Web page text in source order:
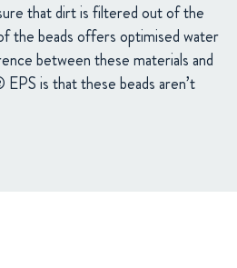
that dirt is filtered out of the
the beads offers optimised water
between these materials and
is that these beads aren’t